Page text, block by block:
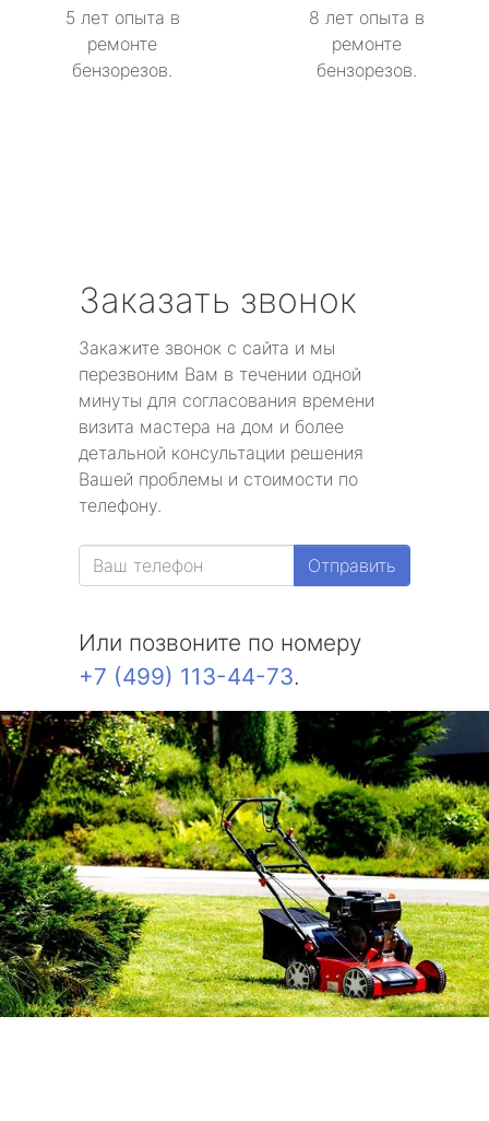
5 лет опыта в
ремонте
бензорезов.
8 лет опыта в
ремонте
бензорезов.
Заказать звонок
Закажите звонок с сайта и мы
перезвоним Вам в течении одной
минуты для согласования времени
визита мастера на дом и более
детальной консультации решения
Вашей проблемы и стоимости по
телефону.
Отправить
Или позвоните по номеру
+7 (499) 113-44-73.